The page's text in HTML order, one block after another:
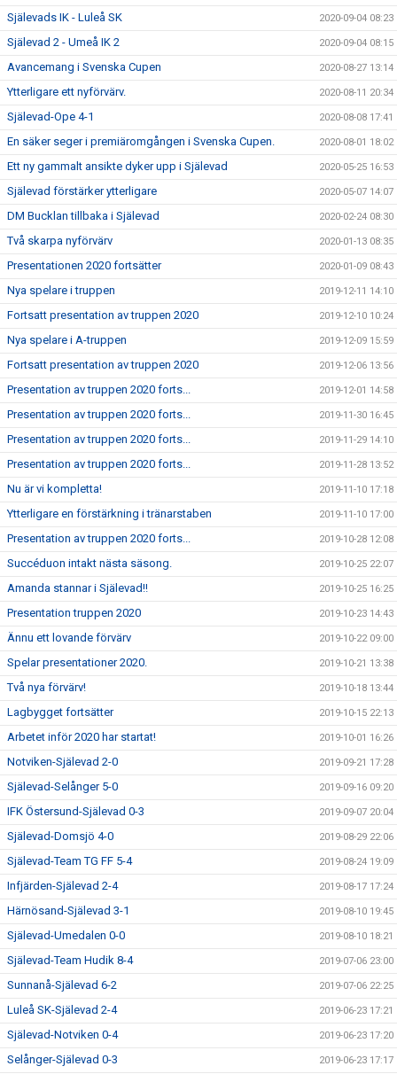
Själevads IK - Luleå SK 2020-09-04 08:23
Själevad 2 - Umeå IK 2 2020-09-04 08:15
Avancemang i Svenska Cupen 2020-08-27 13:14
Ytterligare ett nyförvärv. 2020-08-11 20:34
Själevad-Ope 4-1 2020-08-08 17:41
En säker seger i premiäromgången i Svenska Cupen. 2020-08-01 18:02
Ett ny gammalt ansikte dyker upp i Själevad 2020-05-25 16:53
Själevad förstärker ytterligare 2020-05-07 14:07
DM Bucklan tillbaka i Själevad 2020-02-24 08:30
Två skarpa nyförvärv 2020-01-13 08:35
Presentationen 2020 fortsätter 2020-01-09 08:43
Nya spelare i truppen 2019-12-11 14:10
Fortsatt presentation av truppen 2020 2019-12-10 10:24
Nya spelare i A-truppen 2019-12-09 15:59
Fortsatt presentation av truppen 2020 2019-12-06 13:56
Presentation av truppen 2020 forts... 2019-12-01 14:58
Presentation av truppen 2020 forts... 2019-11-30 16:45
Presentation av truppen 2020 forts... 2019-11-29 14:10
Presentation av truppen 2020 forts... 2019-11-28 13:52
Nu är vi kompletta! 2019-11-10 17:18
Ytterligare en förstärkning i tränarstaben 2019-11-10 17:00
Presentation av truppen 2020 forts... 2019-10-28 12:08
Succéduon intakt nästa säsong. 2019-10-25 22:07
Amanda stannar i Själevad!! 2019-10-25 16:25
Presentation truppen 2020 2019-10-23 14:43
Ännu ett lovande förvärv 2019-10-22 09:00
Spelar presentationer 2020. 2019-10-21 13:38
Två nya förvärv! 2019-10-18 13:44
Lagbygget fortsätter 2019-10-15 22:13
Arbetet inför 2020 har startat! 2019-10-01 16:26
Notviken-Själevad 2-0 2019-09-21 17:28
Själevad-Selånger 5-0 2019-09-16 09:20
IFK Östersund-Själevad 0-3 2019-09-07 20:04
Själevad-Domsjö 4-0 2019-08-29 22:06
Själevad-Team TG FF 5-4 2019-08-24 19:09
Infjärden-Själevad 2-4 2019-08-17 17:24
Härnösand-Själevad 3-1 2019-08-10 19:45
Själevad-Umedalen 0-0 2019-08-10 18:21
Själevad-Team Hudik 8-4 2019-07-06 23:00
Sunnanå-Själevad 6-2 2019-07-06 22:25
Luleå SK-Själevad 2-4 2019-06-23 17:21
Själevad-Notviken 0-4 2019-06-23 17:20
Selånger-Själevad 0-3 2019-06-23 17:17